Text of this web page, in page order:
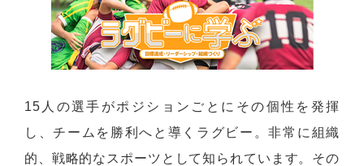
15人の選手がポジションごとにその個性を発揮
し、チームを勝利へと導くラグビー。非常に組織
的、戦略的なスポーツとして知られています。その